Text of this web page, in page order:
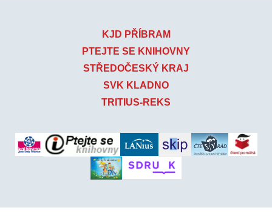
KJD PŘÍBRAM
PTEJTE SE KNIHOVNY
STŘEDOČESKÝ KRAJ
SVK KLADNO
TRITIUS-REKS